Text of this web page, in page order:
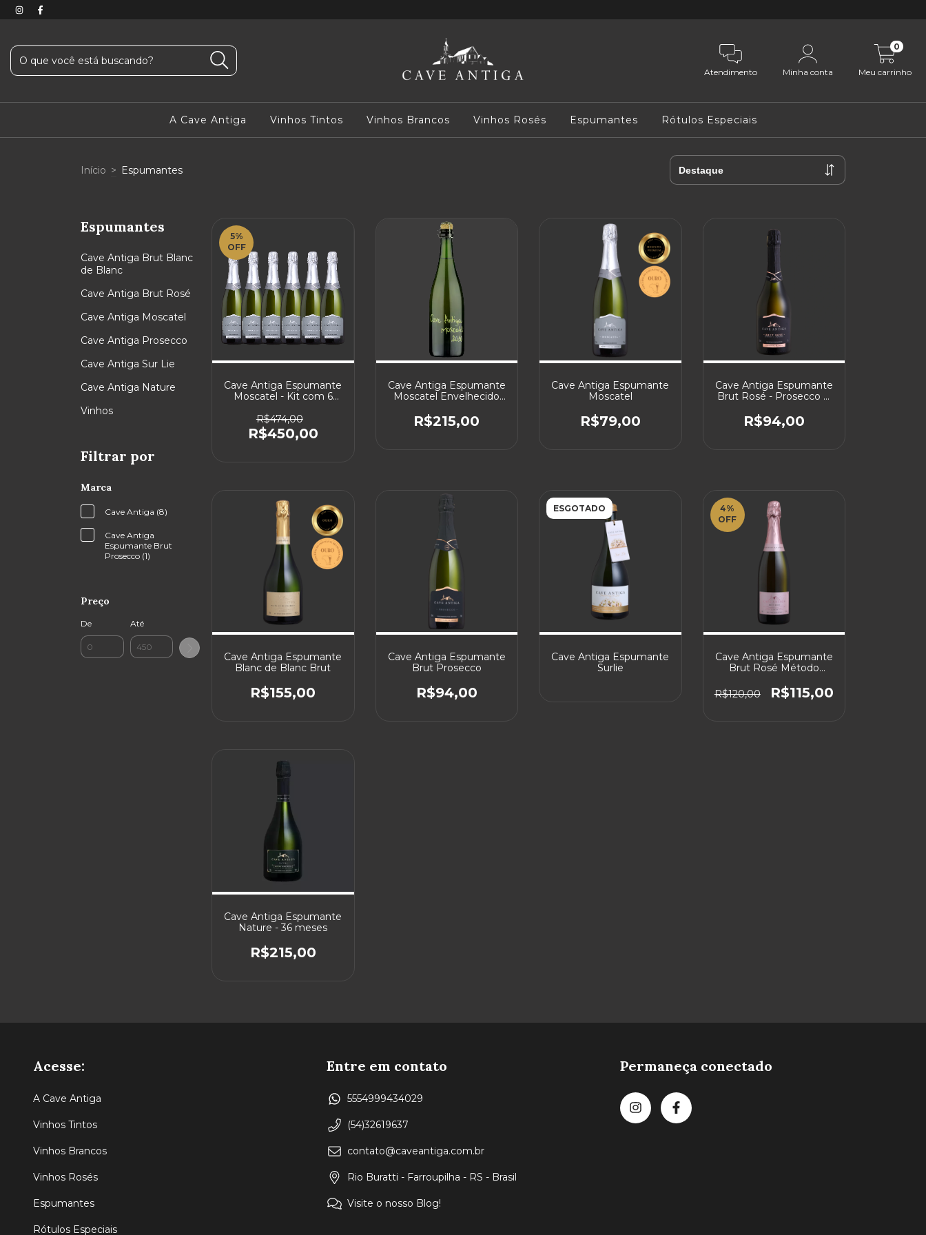
Atendimento Minha conta Meu carrinho
0
A Cave Antiga Vinhos Tintos Vinhos Brancos Vinhos Rosés Espumantes Rótulos Especiais
Início > Espumantes
Espumantes
Cave Antiga Brut Blanc
de Blanc
Cave Antiga Brut Rosé
Cave Antiga Moscatel
Cave Antiga Prosecco
Cave Antiga Sur Lie
Cave Antiga Nature
Vinhos
Filtrar por
Marca
Cave Antiga (8)
Cave Antiga
Espumante Brut
Prosecco (1)
Preço
De Até
5%
OFF
Cave Antiga Espumante
Moscatel - Kit com 6
R$474,00
R$450,00
Cave Antiga Espumante
Moscatel Envelhecido
R$215,00
Cave Antiga Espumante
Moscatel
R$79,00
Cave Antiga Espumante
Brut Rosé - Prosecco &
R$94,00
Cave Antiga Espumante
Blanc de Blanc Brut
R$155,00
Cave Antiga Espumante
Brut Prosecco
R$94,00
ESGOTADO
Cave Antiga Espumante
Surlie
4%
OFF
Cave Antiga Espumante
Brut Rosé Método
& Marselan
R$120,00 R$115,00
Cave Antiga Espumante
Nature - 36 meses
R$215,00
Acesse:
A Cave Antiga
Vinhos Tintos
Vinhos Brancos
Vinhos Rosés
Espumantes
Rótulos Especiais
Entre em contato
5554999434029
(54)32619637
contato@caveantiga.com.br
Rio Buratti - Farroupilha - RS - Brasil
Visite o nosso Blog!
Permaneça conectado